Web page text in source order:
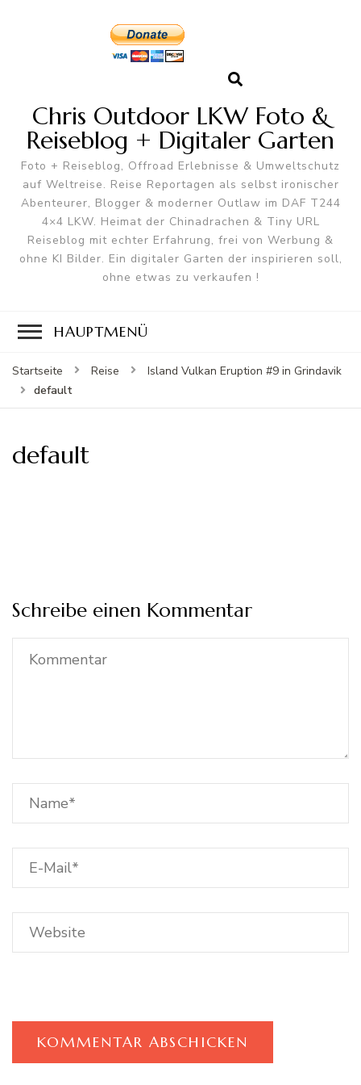
Chris Outdoor LKW Foto &
Reiseblog + Digitaler Garten
Foto + Reiseblog, Offroad Erlebnisse & Umweltschutz
auf Weltreise. Reise Reportagen als selbst ironischer
Abenteurer, Blogger & moderner Outlaw im DAF T244
4×4 LKW. Heimat der Chinadrachen & Tiny URL
Reiseblog mit echter Erfahrung, frei von Werbung &
ohne KI Bilder. Ein digitaler Garten der inspirieren soll,
ohne etwas zu verkaufen !
HAUPTMENÜ
Startseite Reise
Island Vulkan Eruption #9 in Grindavik
default
default
Schreibe einen Kommentar